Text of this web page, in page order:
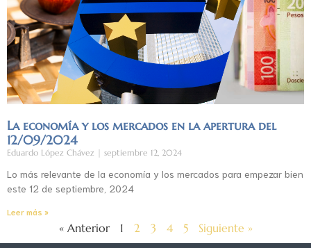
La economía y los mercados en la apertura del
12/09/2024
Eduardo López Chávez septiembre 12, 2024
Lo más relevante de la economía y los mercados para empezar bien
este 12 de septiembre, 2024
Leer más »
« Anterior 1 2 3 4 5 Siguiente »